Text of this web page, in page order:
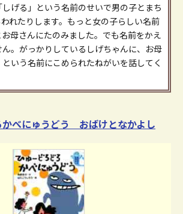
げる」という名前のせいで男の子とまち
れたりします。もっと女の子らしい名前
母さんにたのみました。でも名前をかえ
。がっかりしているしげちゃんに、お母
いう名前にこめられたねがいを話してく
かべにゅうどう おばけとなかよし